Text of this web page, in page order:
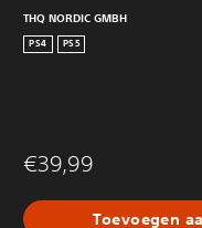
THQ NORDIC GMBH
PS4 PS5
€39,99
Toevoegen